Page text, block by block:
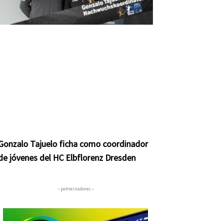
Tajuelo ficha como coordinador
jóvenes del HC Elbflorenz Dresden
– patrocinadores –